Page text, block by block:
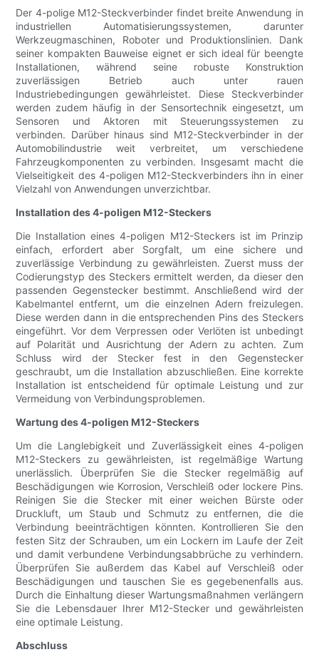
Der 4-polige M12-Steckverbinder findet breite Anwendung in
industriellen Automatisierungssystemen, darunter
Werkzeugmaschinen, Roboter und Produktionslinien. Dank
seiner kompakten Bauweise eignet er sich ideal für beengte
Installationen, während seine robuste Konstruktion
zuverlässigen Betrieb auch unter rauen
Industriebedingungen gewährleistet. Diese Steckverbinder
werden zudem häufig in der Sensortechnik eingesetzt, um
Sensoren und Aktoren mit Steuerungssystemen zu
verbinden. Darüber hinaus sind M12-Steckverbinder in der
Automobilindustrie weit verbreitet, um verschiedene
Fahrzeugkomponenten zu verbinden. Insgesamt macht die
Vielseitigkeit des 4-poligen M12-Steckverbinders ihn in einer
Vielzahl von Anwendungen unverzichtbar.
Installation des 4-poligen M12-Steckers
Die Installation eines 4-poligen M12-Steckers ist im Prinzip
einfach, erfordert aber Sorgfalt, um eine sichere und
zuverlässige Verbindung zu gewährleisten. Zuerst muss der
Codierungstyp des Steckers ermittelt werden, da dieser den
passenden Gegenstecker bestimmt. Anschließend wird der
Kabelmantel entfernt, um die einzelnen Adern freizulegen.
Diese werden dann in die entsprechenden Pins des Steckers
eingeführt. Vor dem Verpressen oder Verlöten ist unbedingt
auf Polarität und Ausrichtung der Adern zu achten. Zum
Schluss wird der Stecker fest in den Gegenstecker
geschraubt, um die Installation abzuschließen. Eine korrekte
Installation ist entscheidend für optimale Leistung und zur
Vermeidung von Verbindungsproblemen.
Wartung des 4-poligen M12-Steckers
Um die Langlebigkeit und Zuverlässigkeit eines 4-poligen
M12-Steckers zu gewährleisten, ist regelmäßige Wartung
unerlässlich. Überprüfen Sie die Stecker regelmäßig auf
Beschädigungen wie Korrosion, Verschleiß oder lockere Pins.
Reinigen Sie die Stecker mit einer weichen Bürste oder
Druckluft, um Staub und Schmutz zu entfernen, die die
Verbindung beeinträchtigen könnten. Kontrollieren Sie den
festen Sitz der Schrauben, um ein Lockern im Laufe der Zeit
und damit verbundene Verbindungsabbrüche zu verhindern.
Überprüfen Sie außerdem das Kabel auf Verschleiß oder
Beschädigungen und tauschen Sie es gegebenenfalls aus.
Durch die Einhaltung dieser Wartungsmaßnahmen verlängern
Sie die Lebensdauer Ihrer M12-Stecker und gewährleisten
eine optimale Leistung.
Abschluss